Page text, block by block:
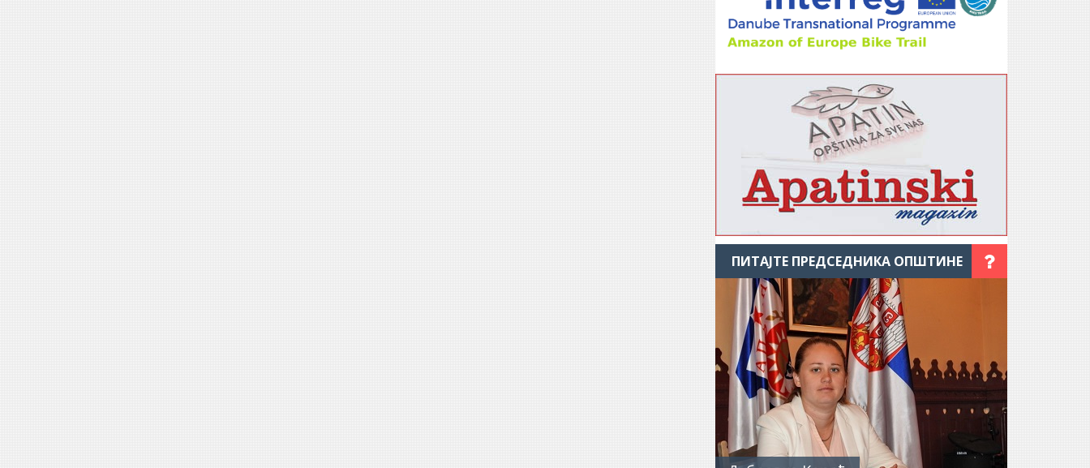
ПИТАЈТЕ ПРЕДСЕДНИКА ОПШТИНЕ